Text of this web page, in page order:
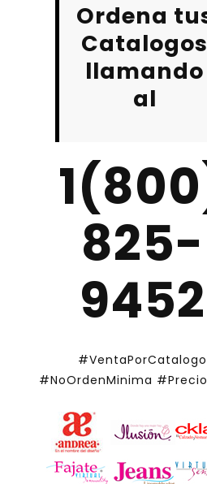
Ordena
Catalogos
llamando
al
825-
9452
#VentaPorCatalogo
#NoOrdenMinima